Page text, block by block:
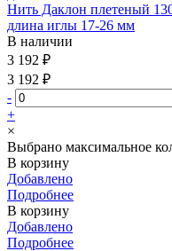
Нить Даклон плетеный
длина иглы 17-26 мм
В наличии
3 192 ₽
3 192 ₽
-
+
×
Выбрано максимальное
В корзину
Добавлено
Подробнее
В корзину
Добавлено
Подробнее